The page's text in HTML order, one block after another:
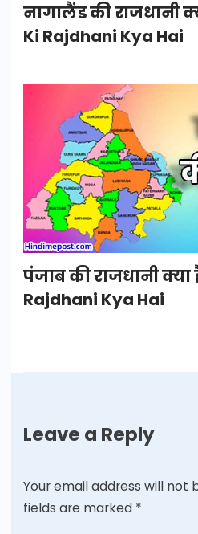
नागालैंड की राजधानी
Ki Rajdhani Kya Hai
पंजाब की राजधानी क्या
Rajdhani Kya Hai
Leave a Reply
Your email address will not
fields are marked *